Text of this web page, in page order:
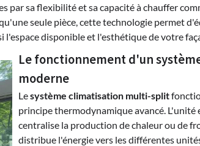
sa flexibilité et sa capacité à chauffer
seule pièce, cette technologie permet
disponible et l'esthétique de votre
Le fonctionnement d'un
moderne
Lesystème climatisation multi-split
principe thermodynamique avancé. L'unité
centralise la production de chaleur ou de
distribue l'énergie vers les différentes